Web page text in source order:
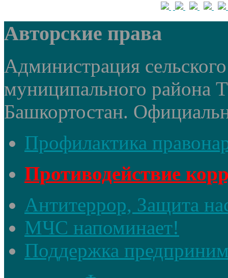
Авторские права
Администрация
муниципального района
Башкортостан.
Профилактика
Противодействие
Антитеррор, Защита
МЧС напоминает!
Поддержка